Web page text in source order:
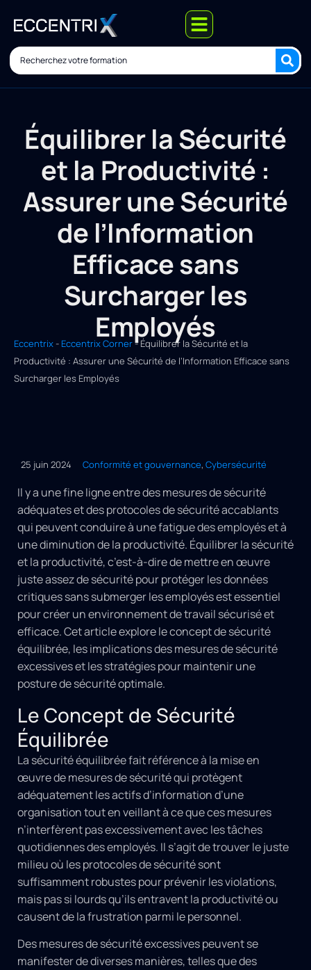
Équilibrer la Sécurité
et la Productivité :
Assurer une Sécurité
de l’Information
Efficace sans
Surcharger les
Employés
Eccentrix - Eccentrix Corner-Équilibrer la Sécurité et la
Productivité : Assurer une Sécurité de l’Information Efficace sans
Surcharger les Employés
25 juin 2024 Conformité et gouvernance, Cybersécurité
Il y a une fine ligne entre des mesures de sécurité
adéquates et des protocoles de sécurité accablants
qui peuvent conduire à une fatigue des employés et à
une diminution de la productivité. Équilibrer la sécurité
et la productivité, c’est-à-dire de mettre en œuvre
juste assez de sécurité pour protéger les données
critiques sans submerger les employés est essentiel
pour créer un environnement de travail sécurisé et
efficace. Cet article explore le concept de sécurité
équilibrée, les implications des mesures de sécurité
excessives et les stratégies pour maintenir une
posture de sécurité optimale.
Le Concept de Sécurité
Équilibrée
La sécurité équilibrée fait référence à la mise en
œuvre de mesures de sécurité qui protègent
adéquatement les actifs d’information d’une
organisation tout en veillant à ce que ces mesures
n’interfèrent pas excessivement avec les tâches
quotidiennes des employés. Il s’agit de trouver le juste
milieu où les protocoles de sécurité sont
suffisamment robustes pour prévenir les violations,
mais pas si lourds qu’ils entravent la productivité ou
causent de la frustration parmi le personnel.
Des mesures de sécurité excessives peuvent se
manifester de diverses manières, telles que des